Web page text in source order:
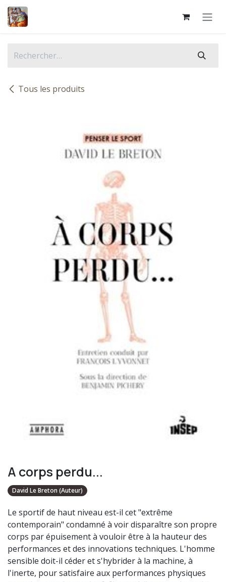
Se rendre au contenu
Tous les produits
A corps perdu...
David Le Breton (Auteur)
Le sportif de haut niveau est-il cet "extrême
contemporain" condamné à voir disparaître son propre
corps par épuisement à vouloir être à la hauteur des
performances et des innovations techniques. L'homme
sensible doit-il céder et s'hybrider à la machine, à
l'inerte, pour satisfaire aux performances physiques